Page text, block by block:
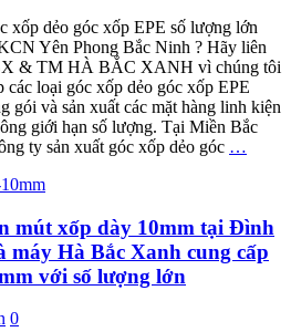
xốp dẻo góc xốp EPE số lượng lớn
Yên Phong Bắc Ninh ? Hãy liên
& TM HÀ BẮC XANH vì chúng tôi
các loại góc xốp dẻo góc xốp EPE
gói và sản xuất các mặt hàng linh kiện
giới hạn số lượng. Tại Miền Bắc
ty sản xuất góc xốp dẻo góc …
mút xốp dày 10mm tại Đình
máy Hà Bắc Xanh cung cấp
với số lượng lớn
0